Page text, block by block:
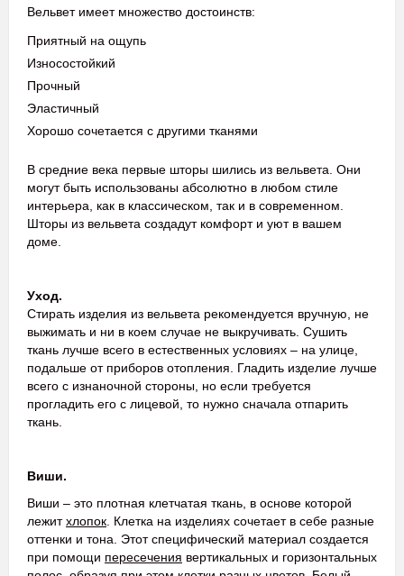
Вельвет имеет множество достоинств:
Приятный на ощупь
Износостойкий
Прочный
Эластичный
Хорошо сочетается с другими тканями
В средние века первые шторы шились из вельвета. Они
могут быть использованы абсолютно в любом стиле
интерьера, как в классическом, так и в современном.
Шторы из вельвета создадут комфорт и уют в вашем
доме.
Уход.
Стирать изделия из вельвета рекомендуется вручную, не
выжимать и ни в коем случае не выкручивать. Сушить
ткань лучше всего в естественных условиях – на улице,
подальше от приборов отопления. Гладить изделие лучше
всего с изнаночной стороны, но если требуется
прогладить его с лицевой, то нужно сначала отпарить
ткань.
Виши.
Виши – это плотная клетчатая ткань, в основе которой
лежитхлопок . Клетка на изделиях сочетает в себе разные
оттенки и тона. Этот специфический материал создается
при помощи пересечения вертикальных и горизонтальных